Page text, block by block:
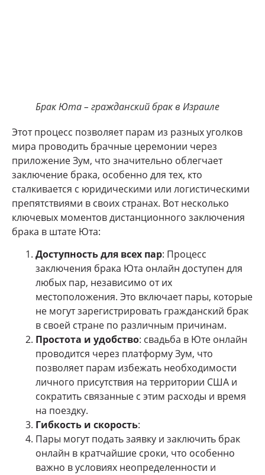
Брак Юта – гражданский брак в Израиле
Этот процесс позволяет парам из разных уголков
мира проводить брачные церемонии через
приложение Зум, что значительно облегчает
заключение брака, особенно для тех, кто
сталкивается с юридическими или логистическими
препятствиями в своих странах. Вот несколько
ключевых моментов дистанционного заключения
брака в штате Юта:
Доступность для всех пар: Процесс
заключения брака Юта онлайн доступен для
любых пар, независимо от их
местоположения. Это включает пары, которые
не могут зарегистрировать гражданский брак
в своей стране по различным причинам.
Простота и удобство: свадьба в Юте онлайн
проводится через платформу Зум, что
позволяет парам избежать необходимости
личного присутствия на территории США и
сократить связанные с этим расходы и время
на поездку.
Гибкость и скорость:
Пары могут подать заявку и заключить брак
онлайн в кратчайшие сроки, что особенно
важно в условиях неопределенности и